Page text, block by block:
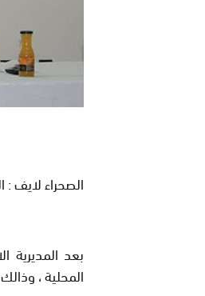
الصحراء لايف :
بعد المديرية
المحلية ،